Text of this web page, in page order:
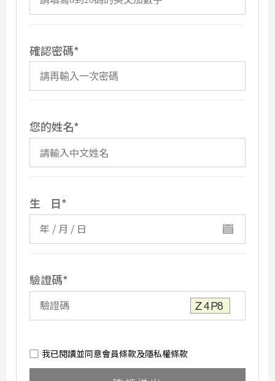
確認密碼
您的姓名
生 日
驗證碼
我已閱讀並同意會員條款及隱私權條款